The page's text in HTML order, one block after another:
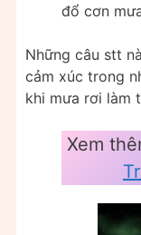
đổ cơn
Những câu stt
cảm xúc trong
khi mưa rơi làm
Xem